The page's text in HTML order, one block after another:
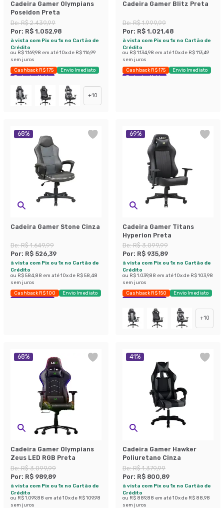
Cadeira Gamer Olympians
Poseidon Preta
De:R$ 2.439,99
Por: R$ 1.052,98
à vista com Pix ou 1x no Cartão de
Crédito
ou R$ 1.169,98 em até10x de R$ 116,99
sem juros
Cashback R$ 175
Envio Imediato
Exclusivo Mobly
+10
Cadeira Gamer Blitz Preta
De:R$ 1.999,99
Por: R$ 1.021,48
à vista com Pix ou 1x no Cartão de
Crédito
ou R$ 1.134,98 em até10x de R$ 113,49
sem juros
Cashback R$ 175
Envio Imediato
Exclusivo Mobly
68%
Cadeira Gamer Stone Cinza
De:R$ 1.649,99
Por: R$ 526,39
à vista com Pix ou 1x no Cartão de
Crédito
ou R$ 584,88 em até10x de R$ 58,48
sem juros
Cashback R$ 100
Envio Imediato
Exclusivo Mobly
69%
Cadeira Gamer Titans
Hyperion Preta
De:R$ 3.099,99
Por: R$ 935,89
à vista com Pix ou 1x no Cartão de
Crédito
ou R$ 1.039,88 em até10x de R$ 103,98
sem juros
Cashback R$ 150
Envio Imediato
Exclusivo Mobly
+10
68%
Cadeira Gamer Olympians
Zeus LED RGB Preta
De:R$ 3.099,99
Por: R$ 989,89
à vista com Pix ou 1x no Cartão de
Crédito
ou R$ 1.099,88 em até10x de R$ 109,98
sem juros
41%
Cadeira Gamer Hawker
Poliuretano Cinza
De:R$ 1.379,99
Por: R$ 800,89
à vista com Pix ou 1x no Cartão de
Crédito
ou R$ 889,88 em até10x de R$ 88,98
sem juros